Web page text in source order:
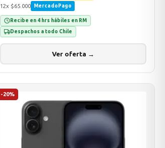
12x $65.000 MercadoPago
Recibe en 4 hrs hábiles en RM
Despachos a todo Chile
Ver oferta →
-20%